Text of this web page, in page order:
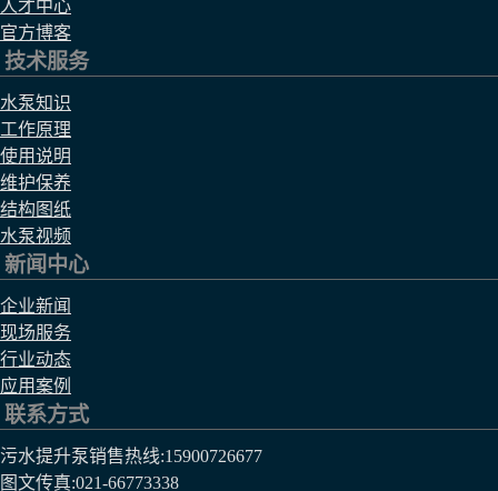
人才中心
官方博客
技术服务
水泵知识
工作原理
使用说明
维护保养
结构图纸
水泵视频
新闻中心
企业新闻
现场服务
行业动态
应用案例
联系方式
污水提升泵销售热线:15900726677
图文传真:021-66773338